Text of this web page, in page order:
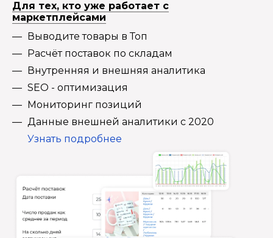
Для тех, кто уже работает с
маркетплейсами
Выводите товары в Топ
Расчёт поставок по складам
Внутренняя и внешняя аналитика
SEO - оптимизация
Мониторинг позиций
Данные внешней аналитики с 2020
Узнать подробнее